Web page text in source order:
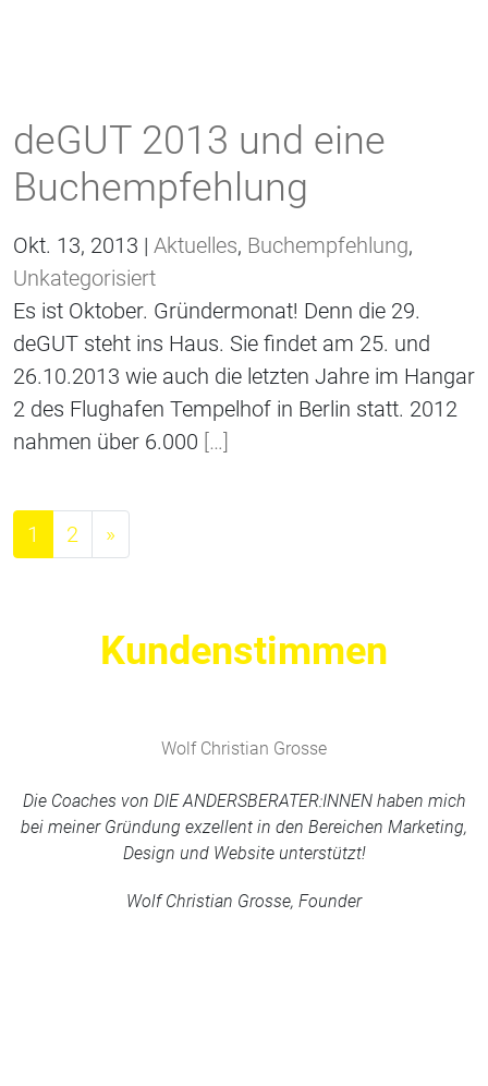
deGUT 2013 und eine
Buchempfehlung
Okt. 13, 2013 | Aktuelles, Buchempfehlung,
Unkategorisiert
Es ist Oktober. Gründermonat! Denn die 29.
deGUT steht ins Haus. Sie findet am 25. und
26.10.2013 wie auch die letzten Jahre im Hangar
2 des Flughafen Tempelhof in Berlin statt. 2012
nahmen über 6.000 […]
Beitragsnavigation
1 2 »
Kundenstimmen
Wolf Christian Grosse
Die Coaches von DIE ANDERSBERATER:INNEN haben mich
bei meiner Gründung exzellent in den Bereichen Marketing,
Design und Website unterstützt!
Wolf Christian Grosse, Founder